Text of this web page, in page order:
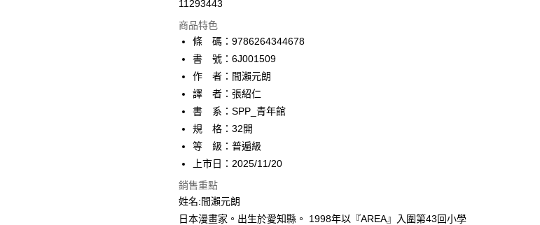
AFTEE先享後付
相關說明
AFTEE先享後付是「在收到商品之後才付款」的支付方式。 讓您購物簡單
便利好安心！
１．簡單：不需註冊會員、不需綁卡、不需儲值。
２．便利：只要手機號碼，簡訊認證，即可結帳。
３．安心：先確認商品／服務後，再付款。
１．於結帳方式選擇「AFTEE先享後付」後，將跳轉至「AFTEE先享後
付」結帳頁面，進行簡訊認證並確認金額後，即可完成結帳。
２．訂單成立數日內，您將收到繳費通知簡訊。
３．收到繳費通知簡訊後14天內，點擊此簡訊中的連結，可透過四大超商
／ATM／網路銀行／等多元方式進行付款，方視為交易完成。
ATM付款
運送方式
全家取貨付款
每筆NT$80，滿NT$500(含以上)免運費
付款後全家取貨
每筆NT$80，滿NT$500(含以上)免運費
11293443
商品特色
條 碼：9786264344678
書 號：6J001509
作 者：間瀨元朗
譯 者：張紹仁
書 系：SPP_青年館
規 格：32開
等 級：普遍級
上市日：2025/11/20
銷售重點
姓名:間瀨元朗
日本漫畫家。出生於愛知縣。 1998年以『AREA』入圍第43回小學